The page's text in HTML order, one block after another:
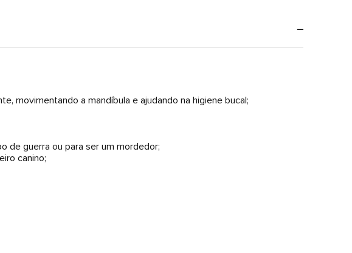
movimentando a mandíbula e ajudando na higiene bucal;
de guerra ou para ser um mordedor;
canino;